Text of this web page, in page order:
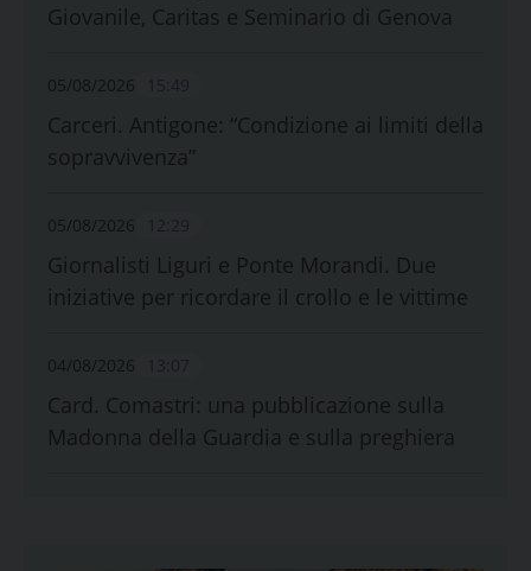
Giovanile, Caritas e Seminario di Genova
05/08/2026
Carceri. Antigone: “Condizione ai limiti della
sopravvivenza”
05/08/2026
Giornalisti Liguri e Ponte Morandi. Due
iniziative per ricordare il crollo e le vittime
04/08/2026
Card. Comastri: una pubblicazione sulla
Madonna della Guardia e sulla preghiera